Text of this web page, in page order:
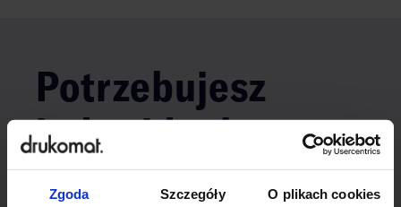
Zgoda Szczegóły O plikach cookies
Potrzebujesz
indywidualnego
rozwiązania?